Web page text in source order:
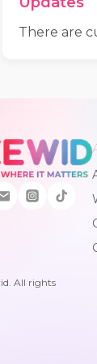
There are
All rights